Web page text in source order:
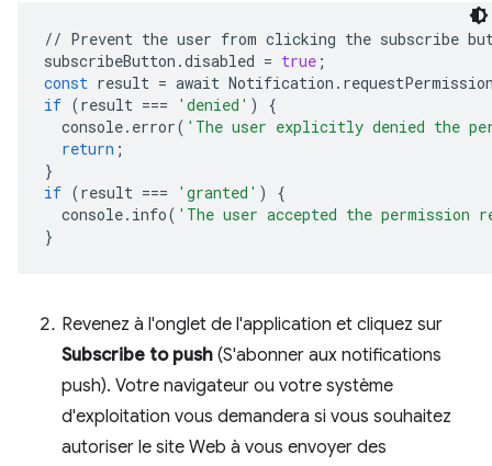
// Prevent the user from clicking the subscribe
subscribeButton .disabled = true ;
const result = await Notification .
if (result === 'denied' )
{
console. error( 'The user explicitly denied the
return ;
}
if (result === 'granted' )
{
console. info( 'The user accepted the permission
}
Revenez à l'onglet de l'application et cliquez sur
Subscribe to push (S'abonner aux notifications
push). Votre navigateur ou votre système
d'exploitation vous demandera si vous souhaitez
autoriser le site Web à vous envoyer des